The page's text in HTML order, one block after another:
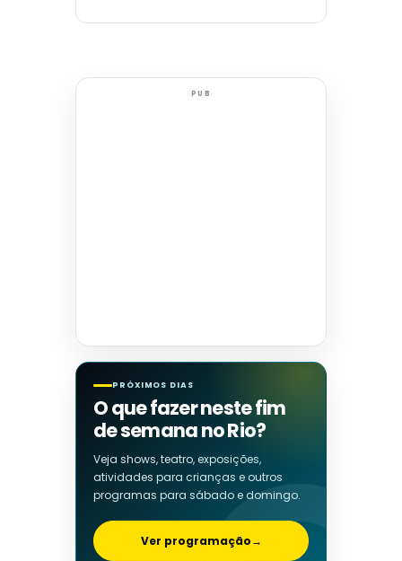
PUB
PRÓXIMOS DIAS
O que fazer neste fim
de semana no Rio?
Veja shows, teatro, exposições,
atividades para crianças e outros
programas para sábado e domingo.
Ver programação→